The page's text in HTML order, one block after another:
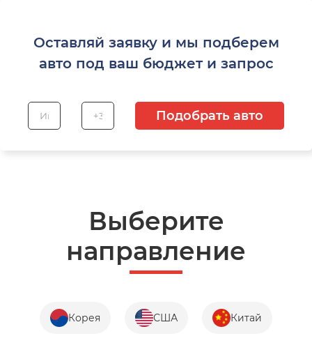
Оставляй заявку и мы подберем
авто под ваш бюджет и запрос
Подобрать авто
Выберите
направление
Корея США Китай